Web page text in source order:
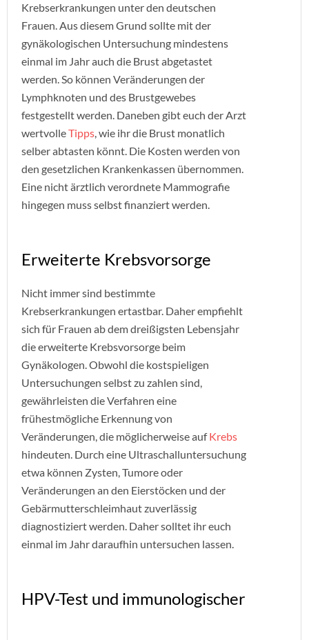
Krebserkrankungen unter den deutschen
Frauen. Aus diesem Grund sollte mit der
gynäkologischen Untersuchung mindestens
einmal im Jahr auch die Brust abgetastet
werden. So können Veränderungen der
Lymphknoten und des Brustgewebes
festgestellt werden. Daneben gibt euch der Arzt
wertvolleTipps, wie ihr die Brust monatlich
selber abtasten könnt. Die Kosten werden von
den gesetzlichen Krankenkassen übernommen.
Eine nicht ärztlich verordnete Mammografie
hingegen muss selbst finanziert werden.
Erweiterte Krebsvorsorge
Nicht immer sind bestimmte
Krebserkrankungen ertastbar. Daher empfiehlt
sich für Frauen ab dem dreißigsten Lebensjahr
die erweiterte Krebsvorsorge beim
Gynäkologen. Obwohl die kostspieligen
Untersuchungen selbst zu zahlen sind,
gewährleisten die Verfahren eine
frühestmögliche Erkennung von
Veränderungen, die möglicherweise aufKrebs
hindeuten. Durch eine Ultraschalluntersuchung
etwa können Zysten, Tumore oder
Veränderungen an den Eierstöcken und der
Gebärmutterschleimhaut zuverlässig
diagnostiziert werden. Daher solltet ihr euch
einmal im Jahr daraufhin untersuchen lassen.
HPV-Test und immunologischer